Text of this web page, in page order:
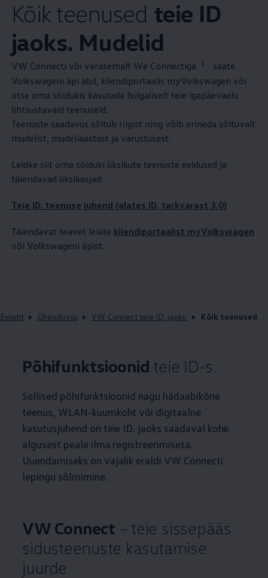
Kõik teenused teie ID
jaoks. Mudelid
VW Connecti või varasemalt We Connectiga 1
saate
Volkswageni äpi abil, kliendiportaalis myVolkswagen või
otse oma sõidukis kasutada hulgaliselt teie igapäevaelu
lihtsustavaid teenuseid.
Teenuste saadavus sõltub riigist ning võib erineda sõltuvalt
mudelist, mudeliaastast ja varustusest.
Leidke siit oma sõiduki üksikute teenuste eeldused ja
täiendavad üksikasjad:
Teie ID. teenuse juhend (alates ID. tarkvarast 3.0)
Täiendavat teavet leiate kliendiportaalist myVolkswagen
või Volkswageni äpist.
Esileht Ühenduvus VW Connect teie ID. jaoks. Kõik teenused
Põhifunktsioonid teie ID-s.
Sellised põhifunktsioonid nagu hädaabikõne
teenus, WLAN-kuumkoht või digitaalne
kasutusjuhend on teie ID. jaoks saadaval kohe
algusest peale ilma registreerimiseta.
Uuendamiseks on vajalik eraldi VW Connecti
lepingu sõlmimine.
VW Connect – teie sissepääs
sidusteenuste kasutamise
juurde